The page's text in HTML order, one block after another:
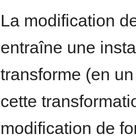
La modification
entraîne une
transforme (en
cette
modification de